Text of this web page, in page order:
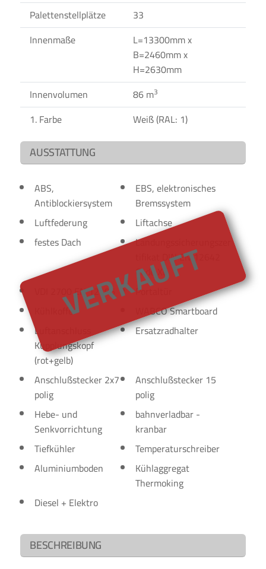
VERKAUFT
Palettenstellplätze
33
Innenmaße
L=13300mm x
B=2460mm x
H=2630mm
Innenvolumen
86 m3
1. Farbe Weiß (RAL: 1)
AUSSTATTUNG
ABS,
Antiblockiersystem
EBS, elektronisches
Bremssystem
Luftfederung
Liftachse
festes Dach
Landungssicherungszer
tifikat DIN EN 12642
Code XL
VDI 2700 EN 12195
Portaltür
Kühlkoffer
WABCO Smartboard
Luftanschluss
Kupplungskopf
(rot+gelb)
Ersatzradhalter
Anschlußstecker 2x7
polig
Anschlußstecker 15
polig
Hebe- und
Senkvorrichtung
bahnverladbar -
kranbar
Tiefkühler
Temperaturschreiber
Aluminiumboden
Kühlaggregat
Thermoking
Diesel + Elektro
BESCHREIBUNG